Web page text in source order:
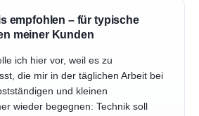
empfohlen – für typische
meiner Kunden
ich hier vor, weil es zu
die mir in der täglichen Arbeit bei
und kleinen
wieder begegnen: Technik soll